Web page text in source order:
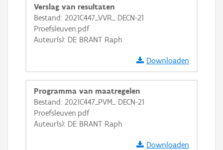
+ −
Basis Lagen
OSM-Basiskaart
Verslag van resultaten
Bestand: 2021C447_VVR_ DECN-21
Proefsleuven.pdf
Auteur(s): DE BRANT Raph
Downloaden
Programma van maatregelen
Bestand: 2021C447_PVM_ DECN-21
Proefsleuven.pdf
Auteur(s): DE BRANT Raph
Downloaden